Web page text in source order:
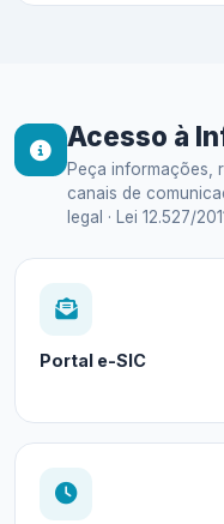
Acesso à
Peça informações,
canais de
legal · Lei 12.527/
Portal e-SIC